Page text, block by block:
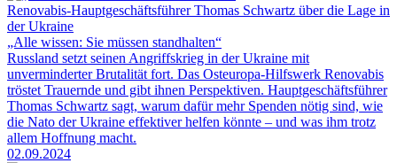
Renovabis-Hauptgeschäftsführer Thomas Schwartz über die Lage in
der Ukraine
„Alle wissen: Sie müssen standhalten“
Russland setzt seinen Angriffskrieg in der Ukraine mit
unverminderter Brutalität fort. Das Osteuropa-Hilfswerk Renovabis
tröstet Trauernde und gibt ihnen Perspektiven. Hauptgeschäftsführer
Thomas Schwartz sagt, warum dafür mehr Spenden nötig sind, wie
die Nato der Ukraine effektiver helfen könnte – und was ihm trotz
allem Hoffnung macht.
02.09.2024